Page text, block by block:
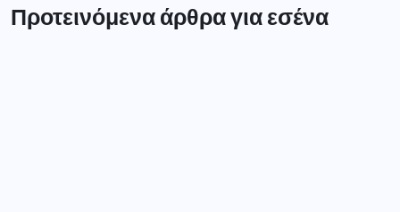
Προτεινόμενα άρθρα για εσένα